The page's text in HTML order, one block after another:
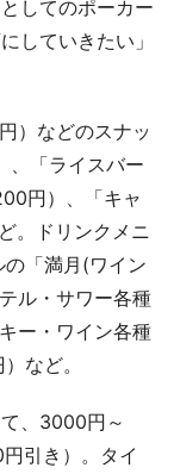
してのポーカー
していきたい」
）などのスナッ
、「ライスバー
円）、「キャ
。ドリンクメニ
「満月(ワイン
ル・サワー各種
ー・ワイン各種
など。
、3000円～
引き）。タイ